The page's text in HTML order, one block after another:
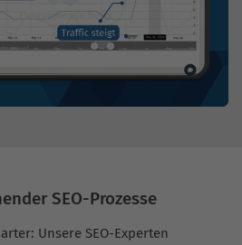
SEO-Prozesse
Unsere SEO-Experten